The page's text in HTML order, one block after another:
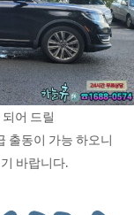
어 드릴
출동이 가능 하오니
바랍니다.